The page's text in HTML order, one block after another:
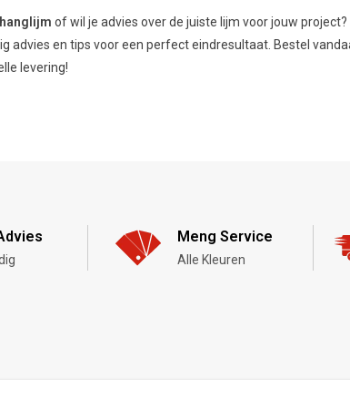
of wil je advies over de juiste lijm voor jouw
advies en tips voor een perfect eindresultaat. Bestel
levering!
Meng Service
Alle Kleuren